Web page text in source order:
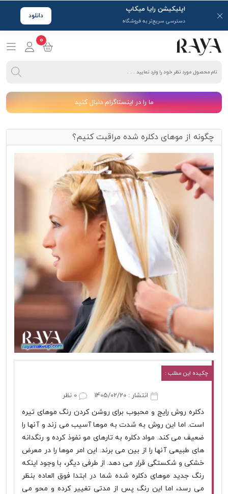
اپلیکیشن رایا میکاپ
دسترسی سریع‌تر به فروشگاه
دانلود
0
ما را در اینستاگرام دنبال کنید
چگونه از موهای دکلره شده مراقبت کنیم؟
چکیده این مطلب :
انتشار : 1405/02/20
دکلره روش رایج و محبوب برای روشن کردن رنگ موهای تیره
است. اما این روش به شدت به موها آسیب می زند و آنها را
ضعیف می کند. مواد دکلره به تارهای مو نفوذ کرده و رنگدانه
های طبیعی آنها را از بین می برند. این امر موها را در معرض
خشکی و شکستگی قرار می دهد. از طرفی دیگر، با وجود اینکه
رنگ جدید موهای دکلره شده شما در ابتدا فوق العاده بنظر
می رسد، اما این رنگ پس از مدتی تغییر کرده و محو می